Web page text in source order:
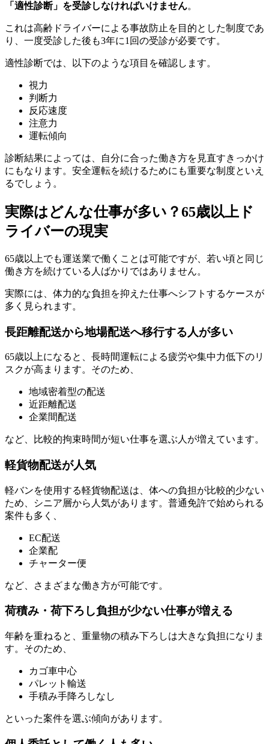
「適性診断」を受診しなければいけません。
これは高齢ドライバーによる事故防止を目的とした制度であ
り、一度受診した後も3年に1回の受診が必要です。
適性診断では、以下のような項目を確認します。
視力
判断力
反応速度
注意力
運転傾向
診断結果によっては、自分に合った働き方を見直すきっかけ
にもなります。安全運転を続けるためにも重要な制度といえ
るでしょう。
実際はどんな仕事が多い？65歳以上ド
ライバーの現実
65歳以上でも運送業で働くことは可能ですが、若い頃と同じ
働き方を続けている人ばかりではありません。
実際には、体力的な負担を抑えた仕事へシフトするケースが
多く見られます。
長距離配送から地場配送へ移行する人が多い
65歳以上になると、長時間運転による疲労や集中力低下のリ
スクが高まります。そのため、
地域密着型の配送
近距離配送
企業間配送
など、比較的拘束時間が短い仕事を選ぶ人が増えています。
軽貨物配送が人気
軽バンを使用する軽貨物配送は、体への負担が比較的少ない
ため、シニア層から人気があります。普通免許で始められる
案件も多く、
EC配送
企業配
チャーター便
など、さまざまな働き方が可能です。
荷積み・荷下ろし負担が少ない仕事が増える
年齢を重ねると、重量物の積み下ろしは大きな負担になりま
す。そのため、
カゴ車中心
パレット輸送
手積み手降ろしなし
といった案件を選ぶ傾向があります。